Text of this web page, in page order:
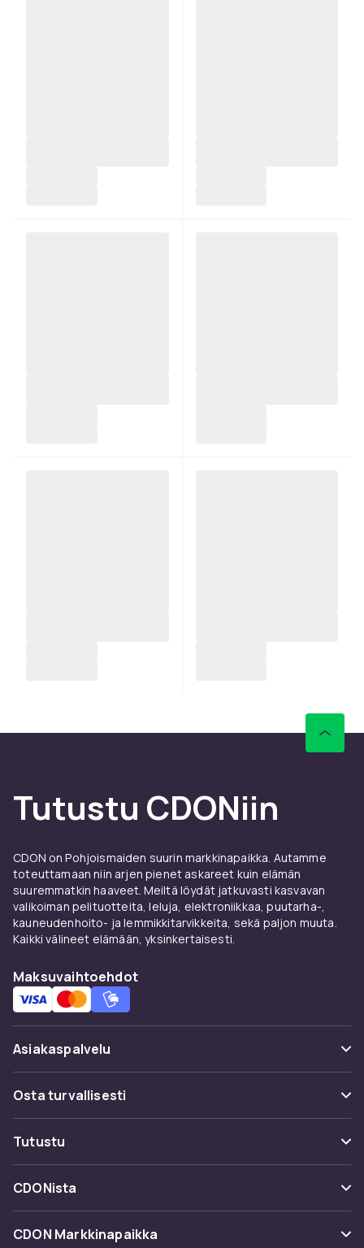
Tutustu CDONiin
CDON on Pohjoismaiden suurin markkinapaikka. Autamme
toteuttamaan niin arjen pienet askareet kuin elämän
suuremmatkin haaveet. Meiltä löydät jatkuvasti kasvavan
valikoiman pelituotteita, leluja, elektroniikkaa, puutarha-,
kauneudenhoito- ja lemmikkitarvikkeita, sekä paljon muuta.
Kaikki välineet elämään, yksinkertaisesti.
Maksuvaihtoehdot
Asiakaspalvelu
Usein kysyttyä (UKK)
Seuraa pakettia
Ota yhteyttä
Osta turvallisesti
Maksuvaihtoehdot
Toimitus
Takaisinvedot
Tutustu
Kategoriat
Tuotemerkit
CDONista
Tietoa meistä
CDON Markkinapaikka